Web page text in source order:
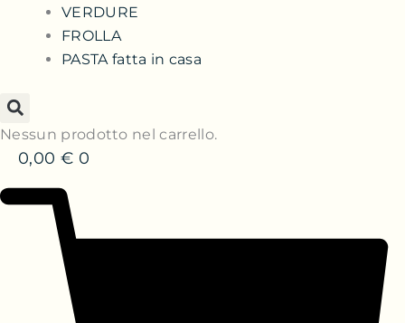
VERDURE
FROLLA
PASTA fatta in casa
Nessun prodotto nel carrello.
0,00 € 0